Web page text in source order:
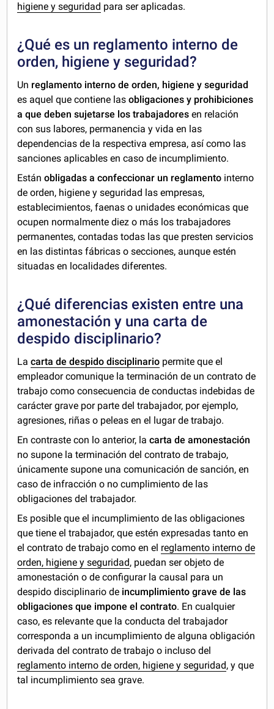
higiene y seguridad para ser aplicadas.
¿Qué es un reglamento interno de
orden, higiene y seguridad?
Un reglamento interno de orden, higiene y seguridad
es aquel que contiene lasobligaciones y prohibiciones
a que deben sujetarse los trabajadoresen relación
con sus labores, permanencia y vida en las
dependencias de la respectiva empresa, así como las
sanciones aplicables en caso de incumplimiento.
Estánobligadas a confeccionar un reglamento interno
de orden, higiene y seguridad las empresas,
establecimientos, faenas o unidades económicas que
ocupen normalmente diez o más los trabajadores
permanentes, contadas todas las que presten servicios
en las distintas fábricas o secciones, aunque estén
situadas en localidades diferentes.
¿Qué diferencias existen entre una
amonestación y una carta de
despido disciplinario?
Lacarta de despido disciplinario permite que el
empleador comunique la terminación de un contrato de
trabajo como consecuencia de conductas indebidas de
carácter grave por parte del trabajador, por ejemplo,
agresiones, riñas o peleas en el lugar de trabajo.
En contraste con lo anterior, la carta de amonestación
no supone la terminación del contrato de trabajo,
únicamente supone una comunicación de sanción, en
caso de infracción o no cumplimiento de las
obligaciones del trabajador.
Es posible que el incumplimiento de las obligaciones
que tiene el trabajador, que estén expresadas tanto en
el contrato de trabajo como en el reglamento interno de
orden, higiene y seguridad, puedan ser objeto de
amonestación o de configurar la causal para un
despido disciplinario de incumplimiento grave de las
obligaciones que impone el contrato. En cualquier
caso, es relevante que la conducta del trabajador
corresponda a un incumplimiento de alguna obligación
derivada del contrato de trabajo o incluso del
reglamento interno de orden, higiene y seguridad, y que
tal incumplimiento sea grave.